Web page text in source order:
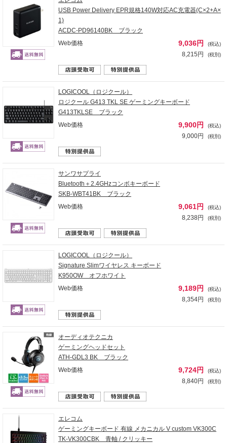
USB Power Delivery EPR規格140W対応AC充電器(C×2+A×
1)
ACDC-PD96140BK ブラック
Web価格
9,036円 (税込)
8,215円 (税別)
LOGICOOL（ロジクール）
ロジクール G413 TKL SE ゲーミングキーボード
G413TKLSE ブラック
Web価格
9,900円 (税込)
9,000円 (税別)
サンワサプライ
Bluetooth＋2.4GHzコンボキーボード
SKB-WBT41BK ブラック
Web価格
9,061円 (税込)
8,238円 (税別)
LOGICOOL（ロジクール）
Signature Slimワイヤレス キーボード
K950OW オフホワイト
Web価格
9,189円 (税込)
8,354円 (税別)
オーディオテクニカ
ゲーミングヘッドセット
ATH-GDL3 BK ブラック
Web価格
9,724円 (税込)
8,840円 (税別)
エレコム
ゲーミングキーボード 有線 メカニカル V custom VK300C
TK-VK300CBK 青軸 / クリッキー